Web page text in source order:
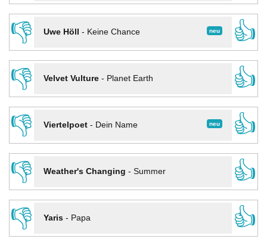
👎
neu
Uwe Höll - Keine Chance
👍
👎
Velvet Vulture- Planet Earth
👍
👎
neu
Viertelpoet- Dein Name
👍
👎
Weather's Changing - Summer
👍
👎
Yaris- Papa 👍